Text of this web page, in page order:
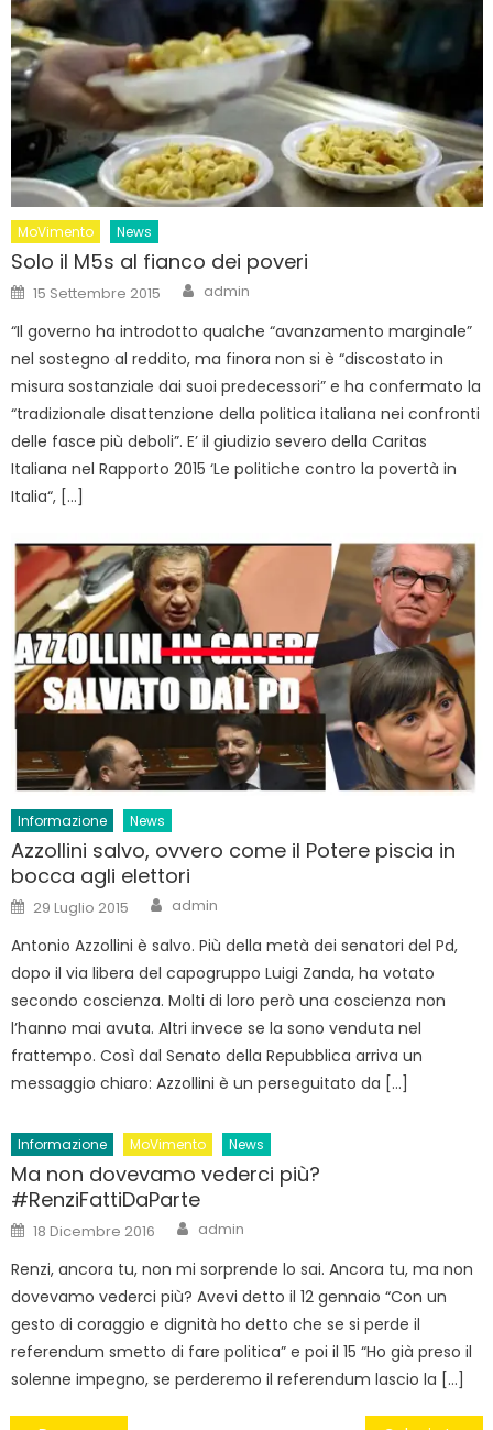
MoVimento News
Solo il M5s al fianco dei poveri
Posted
on
15 Settembre 2015 Author
admin
“Il governo ha introdotto qualche “avanzamento marginale”
nel sostegno al reddito, ma finora non si è “discostato in
misura sostanziale dai suoi predecessori” e ha confermato la
“tradizionale disattenzione della politica italiana nei confronti
delle fasce più deboli”. E’ il giudizio severo della Caritas
Italiana nel Rapporto 2015 ‘Le politiche contro la povertà in
Italia“, […]
Informazione News
Azzollini salvo, ovvero come il Potere piscia in
bocca agli elettori
Posted
on
29 Luglio 2015 Author
admin
Antonio Azzollini è salvo. Più della metà dei senatori del Pd,
dopo il via libera del capogruppo Luigi Zanda, ha votato
secondo coscienza. Molti di loro però una coscienza non
l’hanno mai avuta. Altri invece se la sono venduta nel
frattempo. Così dal Senato della Repubblica arriva un
messaggio chiaro: Azzollini è un perseguitato da […]
Informazione MoVimento News
Ma non dovevamo vederci più?
#RenziFattiDaParte
Posted
on
18 Dicembre 2016 Author
admin
Renzi, ancora tu, non mi sorprende lo sai. Ancora tu, ma non
dovevamo vederci più? Avevi detto il 12 gennaio “Con un
gesto di coraggio e dignità ho detto che se si perde il
referendum smetto di fare politica” e poi il 15 “Ho già preso il
solenne impegno, se perderemo il referendum lascio la […]